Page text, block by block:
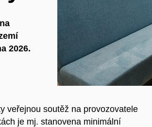
2026.
veřejnou soutěž na provozovatele
je mj. stanovena minimální